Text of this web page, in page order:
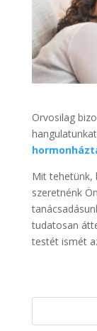
Orvosilag
Mit tehetünk,
szeretnénk
tudatosan
testét ismét